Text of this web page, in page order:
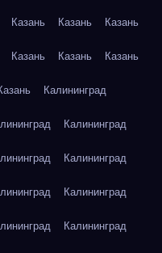
Казань Казань Казань
Казань Казань Казань
Калининград
Калининград
Калининград
Калининград
Калининград